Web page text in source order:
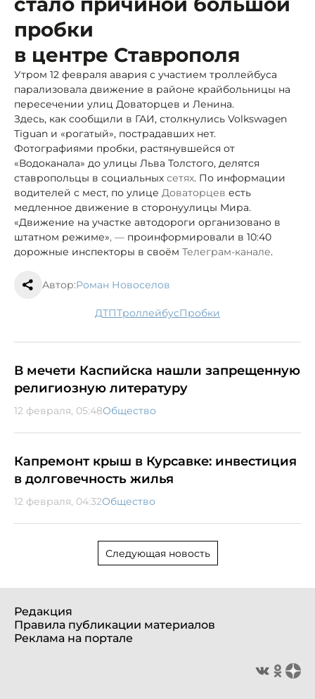
пробки
в центре Ставрополя
Утром 12 февраля авария с участием троллейбуса
парализовала движение в районе крайбольницы на
пересечении улиц Доваторцев и Ленина.
Здесь, как сообщили в ГАИ, столкнулись Volkswagen
Tiguan и «рогатый», пострадавших нет.
Фотографиями пробки, растянувшейся от
«Водоканала» до улицы Льва Толстого, делятся
ставропольцы в социальных сетях. По информации
водителей с мест, по улице Доваторцев есть
медленное движение в сторонуулицы Мира.
«Движение на участке автодороги организовано в
штатном режиме», — проинформировали в 10:40
дорожные инспекторы в своём Телеграм-канале.
Автор:Роман Новоселов
ДТП троллейбус пробки
В мечети Каспийска нашли запрещенную
религиозную литературу
12 февраля, 05:48Общество
Капремонт крыш в Курсавке: инвестиция
в долговечность жилья
12 февраля, 04:32Общество
Следующая новость
Редакция
Правила публикации материалов
Реклама на портале